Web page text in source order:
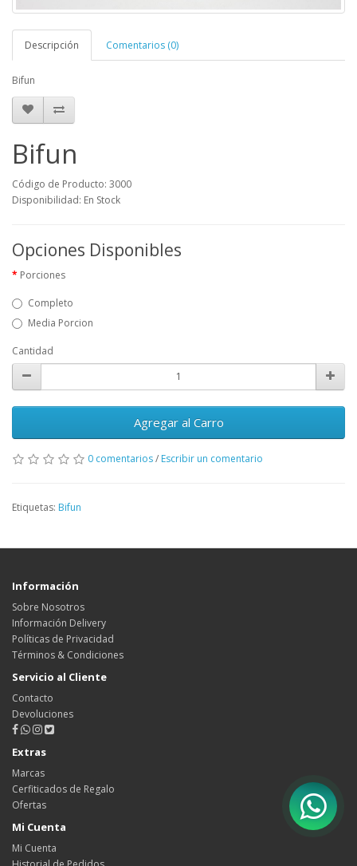
Descripción Comentarios (0)
Bifun
Bifun
Código de Producto: 3000
Disponibilidad: En Stock
Opciones Disponibles
Porciones
Completo
Media Porcion
Cantidad
Agregar al Carro
0 comentarios/ Escribir un comentario
Etiquetas: Bifun
Información
Sobre Nosotros
Información Delivery
Políticas de Privacidad
Términos & Condiciones
Servicio al Cliente
Contacto
Devoluciones
Extras
Marcas
Cerfiticados de Regalo
Ofertas
Mi Cuenta
Mi Cuenta